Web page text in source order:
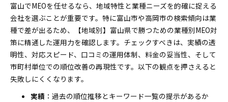
富山でMEOを任せるなら、地域特性と業種ニーズを的確に捉える
会社を選ぶことが重要です。特に富山市や高岡市の検索傾向は業
種で差が出るため、【地域別】富山県で勝つための業種別MEO対
策に精通した運用力を確認します。チェックすべきは、実績の透
明性、対応スピード、口コミの運用体制、料金の妥当性、そして
市町村単位での順位改善の再現性です。以下の観点を押さえると
失敗しにくくなります。
実績 ：過去の順位推移とキーワード一覧の提示があるか